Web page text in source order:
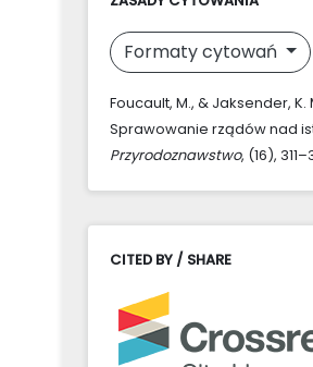
Formaty cytowań
Foucault, M., & Jaksender,
Sprawowanie rządów nad
Przyrodoznawstwo, (16),
CITED BY / SHARE